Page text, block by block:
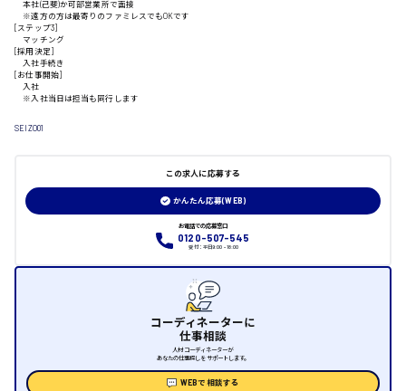
山口県
大竹市
日給制すべて
本社(己斐)か可部営業所で面接
※遠方の方は最寄りのファミレスでもOKです
[ステップ3]
マッチング
[採用決定]
入社手続き
[お仕事開始]
入社
※入社当日は担当も同行します
SEIZO01
この求人に応募する
かんたん応募(WEB)
お電話での応募窓口
0120-507-545
受付：平日9:00 - 18:00
コーディネーターに
仕事相談
人材コーディネーターが
あなたの仕事探しをサポートします。
WEBで相談する